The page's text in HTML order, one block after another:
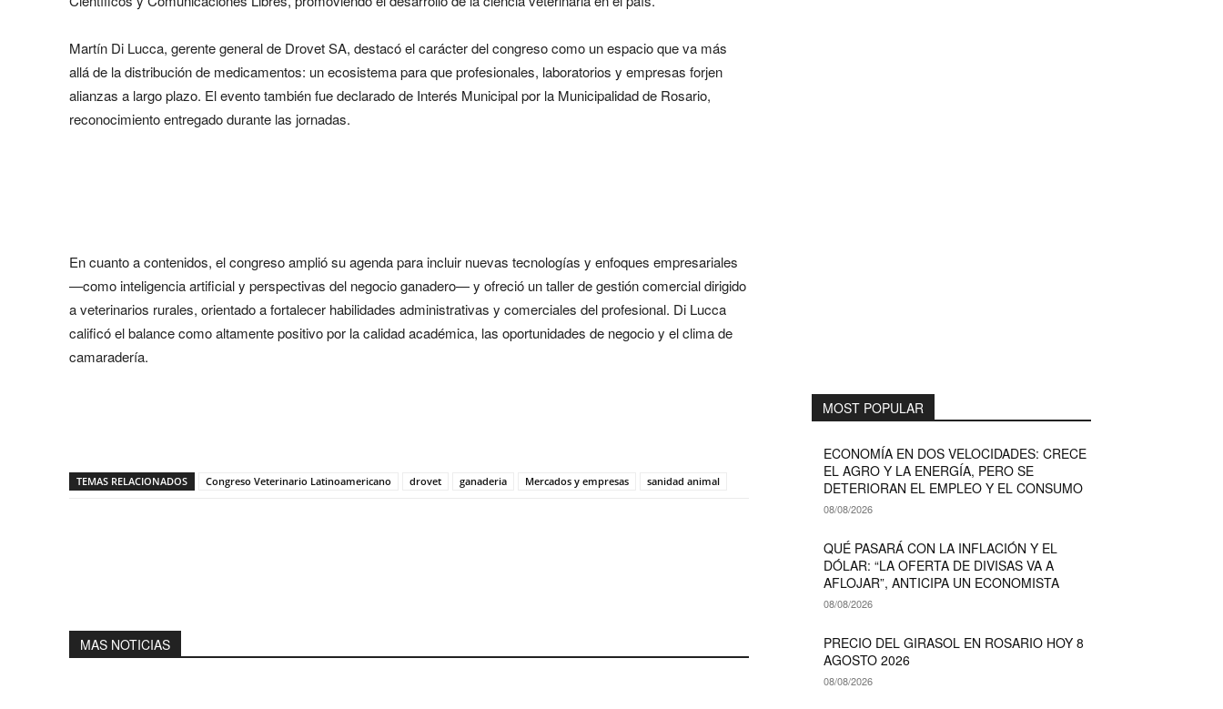
Martín Di Lucca, gerente general de Drovet SA, destacó el carácter del congreso como un espacio que va más
allá de la distribución de medicamentos: un ecosistema para que profesionales, laboratorios y empresas forjen
alianzas a largo plazo. El evento también fue declarado de Interés Municipal por la Municipalidad de Rosario,
reconocimiento entregado durante las jornadas.
En cuanto a contenidos, el congreso amplió su agenda para incluir nuevas tecnologías y enfoques empresariales
—como inteligencia artificial y perspectivas del negocio ganadero— y ofreció un taller de gestión comercial dirigido
a veterinarios rurales, orientado a fortalecer habilidades administrativas y comerciales del profesional. Di Lucca
calificó el balance como altamente positivo por la calidad académica, las oportunidades de negocio y el clima de
camaradería.
TEMAS RELACIONADOS Congreso Veterinario Latinoamericano drovet ganaderia Mercados y empresas sanidad animal
MAS NOTICIAS
MOST POPULAR
ECONOMÍA EN DOS VELOCIDADES: CRECE
EL AGRO Y LA ENERGÍA, PERO SE
DETERIORAN EL EMPLEO Y EL CONSUMO
08/08/2026
QUÉ PASARÁ CON LA INFLACIÓN Y EL
DÓLAR: “LA OFERTA DE DIVISAS VA A
AFLOJAR”, ANTICIPA UN ECONOMISTA
08/08/2026
PRECIO DEL GIRASOL EN ROSARIO HOY 8
AGOSTO 2026
08/08/2026